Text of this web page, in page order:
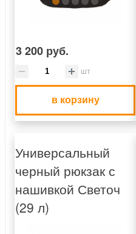
3 200 руб.
шт
в корзину
Универсальный
черный рюкзак с
нашивкой Светоч
(29 л)